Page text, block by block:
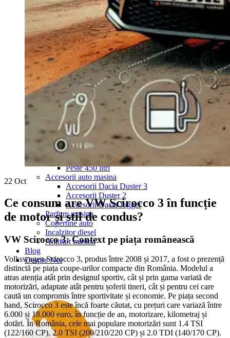
Navigație Passat B5 5
Navigație Passat B6
Navigație Passat B7
Navigație Passat B8
Navigație Passat CC
Skoda
Navigație Skoda Fabia 1
Navigație Skoda Fabia 2
Navigație Skoda Octavia 1
Navigație Skoda Octavia 2
Navigație Skoda Octavia 3
Navigație Skoda Rapid
Navigație Skoda Superb 1
Navigație Skoda Superb 2
Navigație Toyota Avensis T25
Portbagaj Plafon Auto
Sub 350 Litri
Peste 350 Litri
Peste 450 litri
Accesorii auto masina
Accesorii Dacia Duster 3
Accesorii Duster 2
Accesorii Dacia Jogger
Parfum masina
Copertine auto
Incalzitor diesel
Antifurt masina
Blog
Despre Noi
22 Oct
Ce consum are VW Scirocco 3 în funcție
de motor și stil de condus?
VW Scirocco 3: Context pe piața românească
Volkswagen Scirocco 3, produs între 2008 și 2017, a fost o prezență
distinctă pe piața coupe-urilor compacte din România. Modelul a
atras atenția atât prin designul sportiv, cât și prin gama variată de
motorizări, adaptate atât pentru șoferii tineri, cât și pentru cei care
caută un compromis între sportivitate și economie. Pe piața second
hand, Scirocco 3 este încă foarte căutat, cu prețuri care variază între
6.000 și 18.000 euro, în funcție de an, motorizare, kilometraj și
dotări. În România, cele mai populare motorizări sunt 1.4 TSI
(122/160 CP), 2.0 TSI (200/210/220 CP) și 2.0 TDI (140/170 CP).